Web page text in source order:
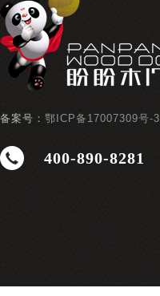
备案号： 鄂ICP备17007309号-3
400-890-8281